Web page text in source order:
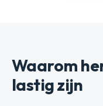
Waarom
lastig zijn